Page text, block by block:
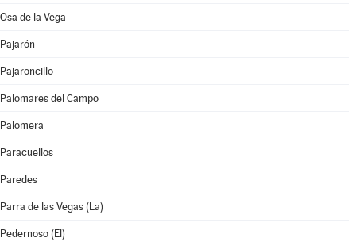
Osa de la Vega
Pajarón
Pajaroncillo
Palomares del Campo
Palomera
Paracuellos
Paredes
Parra de las Vegas (La)
Pedernoso (El)